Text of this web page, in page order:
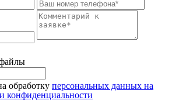
обработку персональных данных на
конфиденциальности